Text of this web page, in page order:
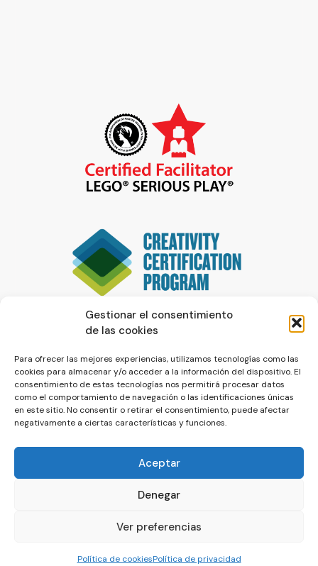
Gestionar el consentimiento
de las cookies
Para ofrecer las mejores experiencias, utilizamos tecnologías como las
cookies para almacenar y/o acceder a la información del dispositivo. El
consentimiento de estas tecnologías nos permitirá procesar datos
como el comportamiento de navegación o las identificaciones únicas
en este sitio. No consentir o retirar el consentimiento, puede afectar
negativamente a ciertas características y funciones.
Aceptar
Denegar
Ver preferencias
Política de cookiesPolítica de privacidad
© La Servilleta - El Blog de Paco Prieto
Política de cookiesPolítica de privacidad